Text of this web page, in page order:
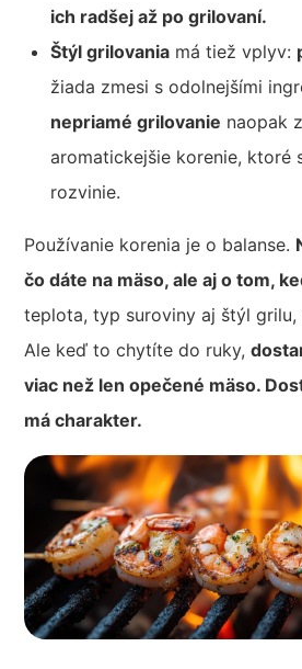
ich radšej až po grilovaní.
Štýl grilovania má tiež vplyv:
žiada zmesi s odolnejšími
nepriamé grilovanie naopak
aromatickejšie korenie, ktoré
rozvinie.
Používanie korenia je o balanse.
čo dáte na mäso, ale aj o tom,
teplota, typ suroviny aj štýl
Ale keď to chytíte do ruky,
viac než len opečené mäso.
má charakter.